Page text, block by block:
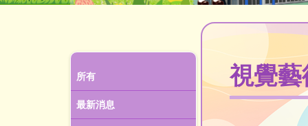
所有
最新消息
視覺藝